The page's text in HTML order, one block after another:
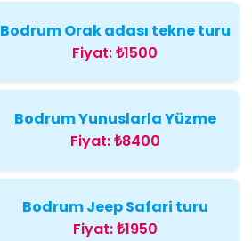
Bodrum Orak adası tekne turu
Fiyat:₺1500
Bodrum Yunuslarla Yüzme
Fiyat:₺8400
Bodrum Jeep Safari turu
Fiyat:₺1950